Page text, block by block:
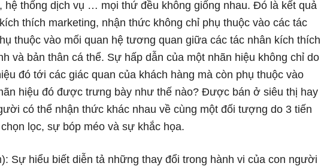
hệ thống dịch vụ … mọi thứ đều không giống nhau. Đó là kết quả
thích marketing, nhận thức không chỉ phụ thuộc vào các tác
thuộc vào mối quan hệ tương quan giữa các tác nhân kích thích
và bản thân cá thể. Sự hấp dẫn của một nhãn hiệu không chỉ do
đó tới các giác quan của khách hàng mà còn phụ thuộc vào
hiệu đó được trưng bày như thế nào? Được bán ở siêu thị hay
có thể nhận thức khác nhau về cùng một đối tượng do 3 tiến
lọc, sự bóp méo và sự khắc họa.
Sự hiểu biết diễn tả những thay đổi trong hành vi của con người